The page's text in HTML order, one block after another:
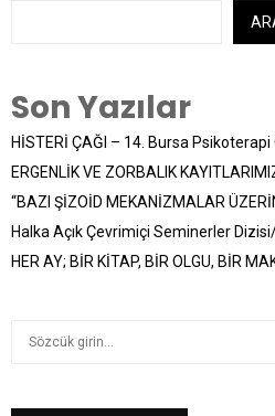
Son Yazılar
HİSTERİ ÇAĞI – 14. Bursa Psikoterapi
ERGENLİK VE ZORBALIK
“BAZI ŞİZOİD MEKANİZMALAR
Halka Açık Çevrimiçi Seminerler
HER AY; BİR KİTAP, BİR OLGU, BİR